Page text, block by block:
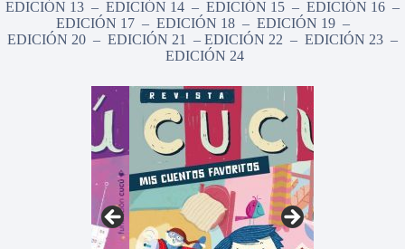
EDICIÓN 13 – EDICIÓN 14 – EDICIÓN 15 – EDICIÓN 16 –
EDICIÓN 17– EDICIÓN 18– EDICIÓN 19–
EDICIÓN 20 – EDICIÓN 21 – EDICIÓN 22 – EDICIÓN 23 –
EDICIÓN 24